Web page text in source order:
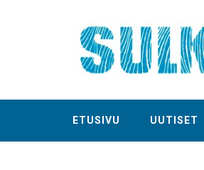
ETUSIVU UUTISET